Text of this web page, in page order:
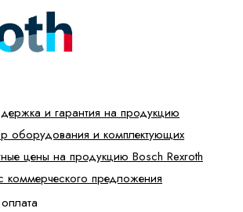
и гарантия на продукцию
оборудования и комплектующих
цены на продукцию Bosch Rexroth
коммерческого предложения